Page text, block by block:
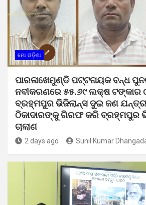
ମୋ ଓଡ଼ିଶା
ପାରଳାଖେମୁଣ୍ଡି ପଟ୍ଟନାୟକ ବନ୍ଧ
ନବୀକରଣରେ ୫୫.୬୯ ଲକ୍ଷ ଟଙ୍କାର
ବ୍ରହ୍ମପୁର ଭିଜିଲାନ୍ସ ଦୁଇ ଜଣ
ଠିକାଦାରଙ୍କୁ ଗିରଫ କରି ବ୍ରହ୍ମପୁର
ଚାଲାଣ
2 days ago Sunil Kumar